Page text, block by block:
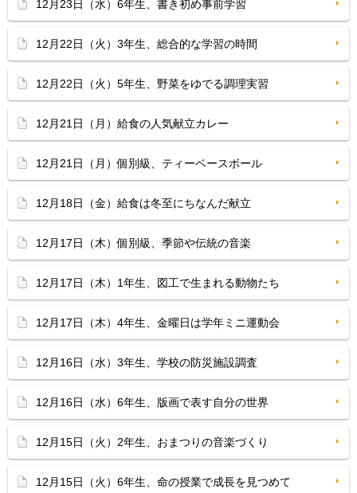
12月23日（水）6年生、書き初め事前学習
12月22日（火）3年生、総合的な学習の時間
12月22日（火）5年生、野菜をゆでる調理実習
12月21日（月）給食の人気献立カレー
12月21日（月）個別級、ティーベースボール
12月18日（金）給食は冬至にちなんだ献立
12月17日（木）個別級、季節や伝統の音楽
12月17日（木）1年生、図工で生まれる動物たち
12月17日（木）4年生、金曜日は学年ミニ運動会
12月16日（水）3年生、学校の防災施設調査
12月16日（水）6年生、版画で表す自分の世界
12月15日（火）2年生、おまつりの音楽づくり
12月15日（火）6年生、命の授業で成長を見つめて